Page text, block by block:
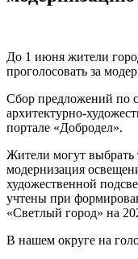
До 1 июня жители
проголосовать за
Сбор предложений по
архитектурно-
портале «Добродел».
Жители могут выбрать
модернизация
художественной
учтены при
«Светлый город» на
В нашем округе на